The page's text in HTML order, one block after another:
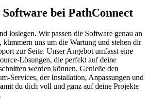
Software bei PathConnect
loslegen. Wir passen die Software genau an
kümmern uns um die Wartung und stehen dir
zur Seite. Unser Angebot umfasst eine
Lösungen, die perfekt auf deine
werden können. Genieße den
Services, der Installation, Anpassungen und
du dich voll und ganz auf deine Projekte